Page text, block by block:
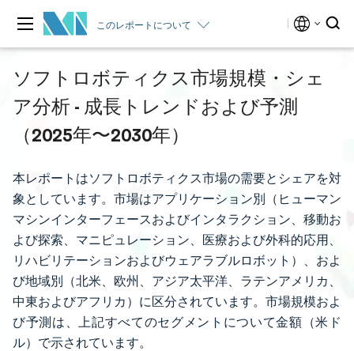
このレポートについて
ソフトロボティクス市場規模・シェ
ア分析 - 成長トレンドおよび予測
（2025年〜2030年）
本レポートはソフトロボティクス市場の需要とシェアを対
象としています。市場はアプリケーション別（ヒューマン
マシンインターフェースおよびインタラクション、移動お
よび探索、マニピュレーション、医療および外科的応用、
リハビリテーションおよびウェアラブルロボット）、およ
び地域別（北米、欧州、アジア太平洋、ラテンアメリカ、
中東およびアフリカ）に区分されています。市場規模およ
び予測は、上記すべてのセグメントについて金額（米ド
ル）で示されています。